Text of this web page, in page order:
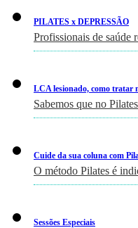
PILATES x DEPRESSÃO
Profissionais de saúde
LCA lesionado, como tratar
Sabemos que no
Cuide da sua coluna com
O método Pilates é
Sessões Especiais